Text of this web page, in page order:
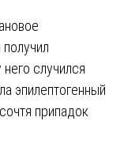
случился
эпилептогенный
припадок